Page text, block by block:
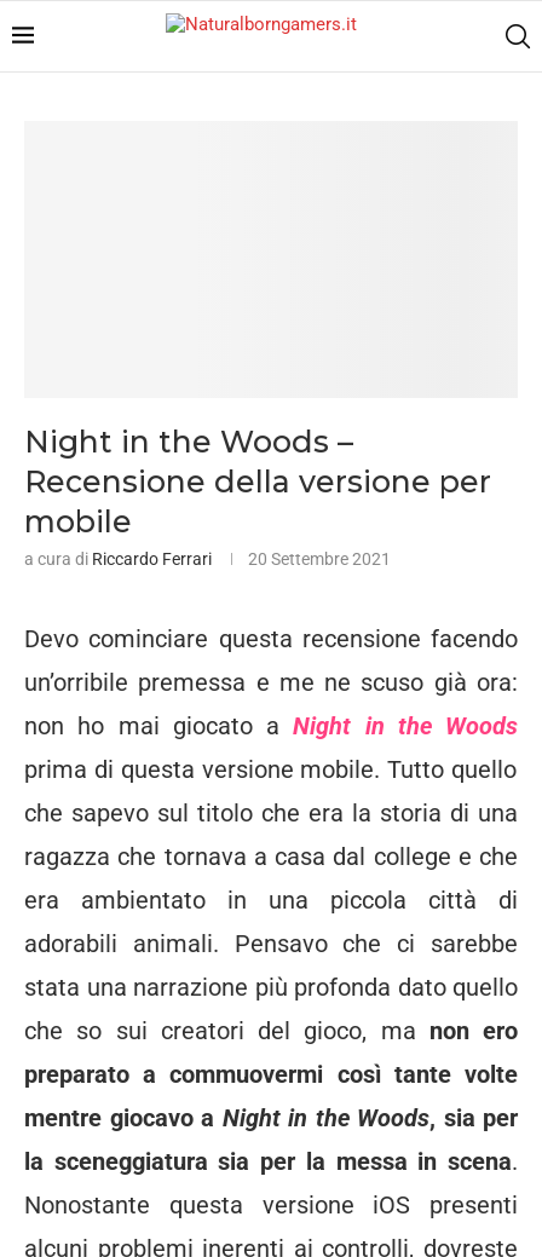
Night in the Woods –
Recensione della versione per
mobile
a cura di Riccardo Ferrari 20 Settembre 2021
Devo cominciare questa recensione facendo
un’orribile premessa e me ne scuso già ora:
non ho mai giocato aNight in the Woods
prima di questa versione mobile. Tutto quello
che sapevo sul titolo che era la storia di una
ragazza che tornava a casa dal college e che
era ambientato in una piccola città di
adorabili animali. Pensavo che ci sarebbe
stata una narrazione più profonda dato quello
che so sui creatori del gioco, ma non ero
preparato a commuovermi così tante volte
mentre giocavo a Night in the Woods, sia per
la sceneggiatura sia per la messa in scena.
Nonostante questa versione iOS presenti
alcuni problemi inerenti ai controlli, dovreste